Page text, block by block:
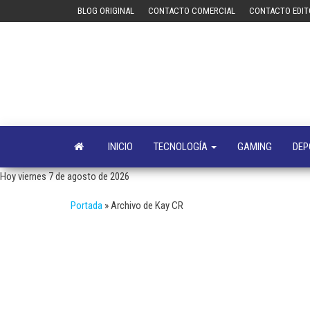
BLOG ORIGINAL CONTACTO COMERCIAL CONTACTO
INICIO TECNOLOGÍA GAMING
Hoy viernes 7 de agosto de 2026
Portada »Archivo de Kay CR